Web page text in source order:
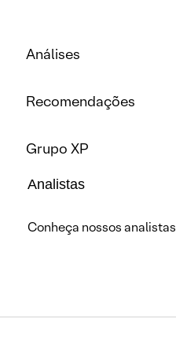
Análises
Recomendações
Grupo XP
Analistas
Conheça nossos analistas